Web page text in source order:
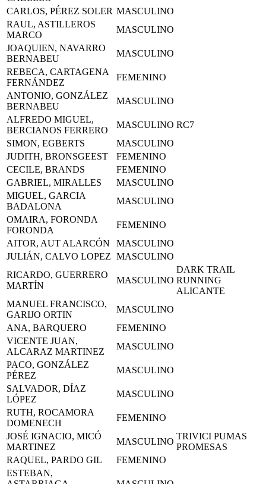
CARLOS, PÉREZ SOLER MASCULINO
RAUL, ASTILLEROS
MARCO
MASCULINO
JOAQUIEN, NAVARRO
BERNABEU
MASCULINO
REBECA, CARTAGENA
FERNÁNDEZ
FEMENINO
ANTONIO, GONZÁLEZ
BERNABEU
MASCULINO
ALFREDO MIGUEL,
BERCIANOS FERRERO
MASCULINO RC7
SIMON, EGBERTS
MASCULINO
JUDITH, BRONSGEEST
FEMENINO
CECILE, BRANDS
FEMENINO
GABRIEL, MIRALLES
MASCULINO
MIGUEL, GARCIA
BADALONA
MASCULINO
OMAIRA, FORONDA
FORONDA
FEMENINO
AITOR, AUT ALARCÓN
MASCULINO
JULIÁN, CALVO LOPEZ MASCULINO
RICARDO, GUERRERO
MARTÍN
MASCULINO
DARK TRAIL
RUNNING
ALICANTE
MANUEL FRANCISCO,
GARIJO ORTIN
MASCULINO
ANA, BARQUERO
FEMENINO
VICENTE JUAN,
ALCARAZ MARTINEZ
MASCULINO
PACO, GONZÁLEZ
PÉREZ
MASCULINO
SALVADOR, DÍAZ
LÓPEZ
MASCULINO
RUTH, ROCAMORA
DOMENECH
FEMENINO
JOSÉ IGNACIO, MICÓ
MARTINEZ
MASCULINO
TRIVICI PUMAS
PROMESAS
RAQUEL, PARDO GIL
FEMENINO
ESTEBAN,